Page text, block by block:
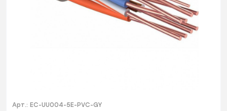
Арт.: EC-UU004-5E-PVC-GY